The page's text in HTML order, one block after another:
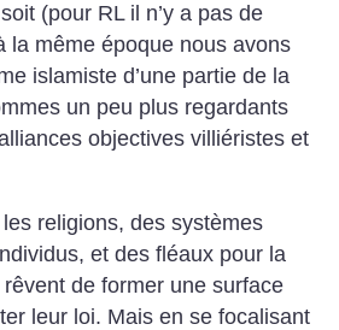
(pour RL il n’y a pas de
la même époque nous avons
islamiste d’une partie de la
un peu plus regardants
objectives villiéristes et
religions, des systèmes
et des fléaux pour la
de former une surface
leur loi. Mais en se focalisant